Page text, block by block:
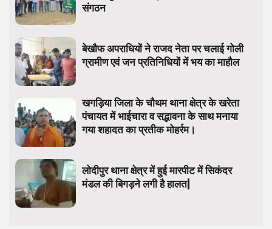
संगठन
बेखौफ अपराधियों ने राजद नेता पर चलाई गोली
ग्रामीण एवं जन प्रतिनिधियों में भय का माहौल
खगड़िया जिला के चौथम थाना क्षेत्र के खरेता
पंचायत में भाईचारा व सद्भावना के साथ मनाया
गया शहादत का प्रतीक मोहर्रम।
लोदीपुर थाना क्षेत्र में हुई मारपीट में सिकंदर
मंडल की बिगड़ने लगी है हालत|